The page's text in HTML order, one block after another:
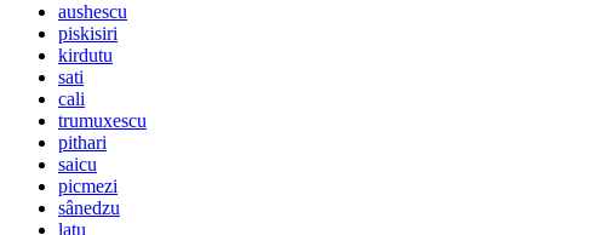
aushescu
piskisiri
kirdutu
sati
cali
trumuxescu
pithari
saicu
picmezi
sânedzu
latu